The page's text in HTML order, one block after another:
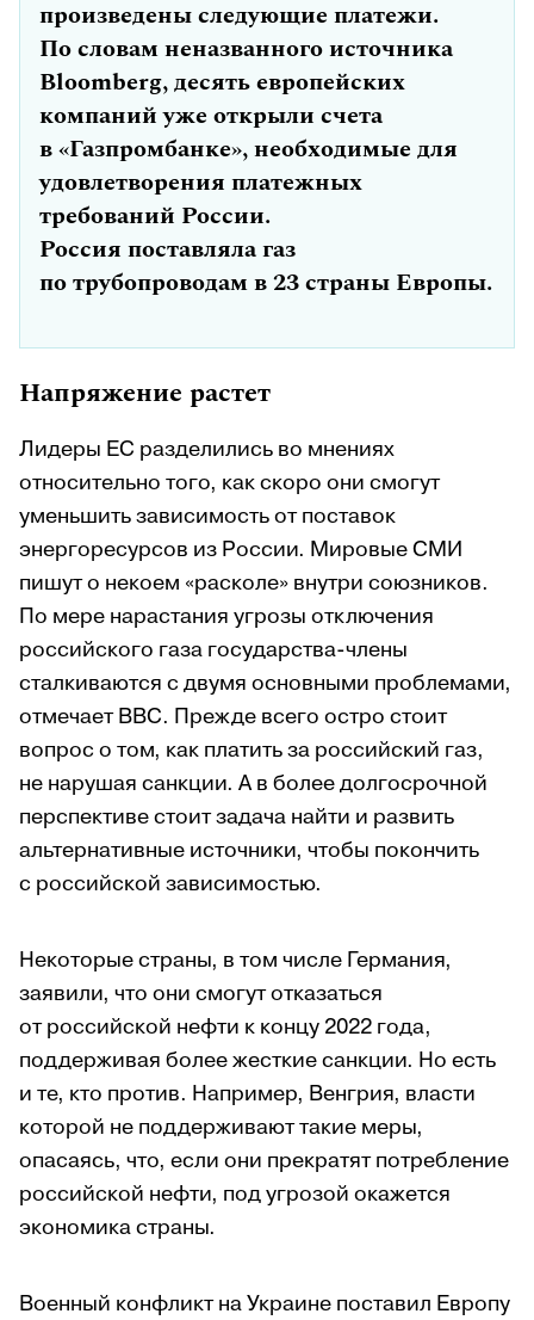
произведены следующие платежи.
По словам неназванного источника
Bloomberg, десять европейских
компаний уже открыли счета
в «Газпромбанке», необходимые для
удовлетворения платежных
требований России.
Россия поставляла газ
по трубопроводам в 23 страны Европы.
Напряжение растет
Лидеры ЕС разделились во мнениях
относительно того, как скоро они смогут
уменьшить зависимость от поставок
энергоресурсов из России. Мировые СМИ
пишут о некоем «расколе» внутри союзников.
По мере нарастания угрозы отключения
российского газа государства-члены
сталкиваются с двумя основными проблемами,
отмечает ВВС. Прежде всего остро стоит
вопрос о том, как платить за российский газ,
не нарушая санкции. А в более долгосрочной
перспективе стоит задача найти и развить
альтернативные источники, чтобы покончить
с российской зависимостью.
Некоторые страны, в том числе Германия,
заявили, что они смогут отказаться
от российской нефти к концу 2022 года,
поддерживая более жесткие санкции. Но есть
и те, кто против. Например, Венгрия, власти
которой не поддерживают такие меры,
опасаясь, что, если они прекратят потребление
российской нефти, под угрозой окажется
экономика страны.
Военный конфликт на Украине поставил Европу